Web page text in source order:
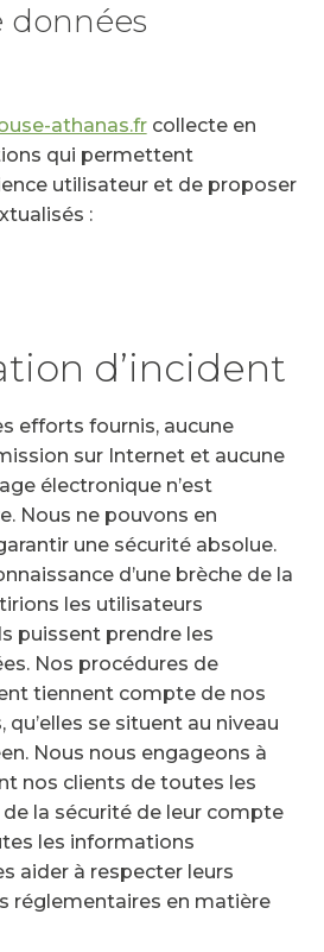
données
athanas.frcollecte en
qui permettent
utilisateur et de proposer
:
d’incident
efforts fournis, aucune
sur Internet et aucune
électronique n’est
Nous ne pouvons en
une sécurité absolue.
d’une brèche de la
les utilisateurs
puissent prendre les
Nos procédures de
tiennent compte de nos
se situent au niveau
Nous nous engageons à
nos clients de toutes les
la sécurité de leur compte
les informations
aider à respecter leurs
réglementaires en matière